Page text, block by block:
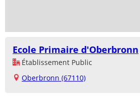
Ecole Primaire d'Oberbronn
Établissement Public
Oberbronn (67110)